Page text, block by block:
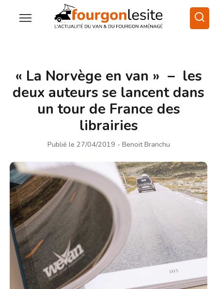
« La Norvège en van » – les
deux auteurs se lancent dans
un tour de France des
librairies
Publié le 27/04/2019 - Benoit Branchu